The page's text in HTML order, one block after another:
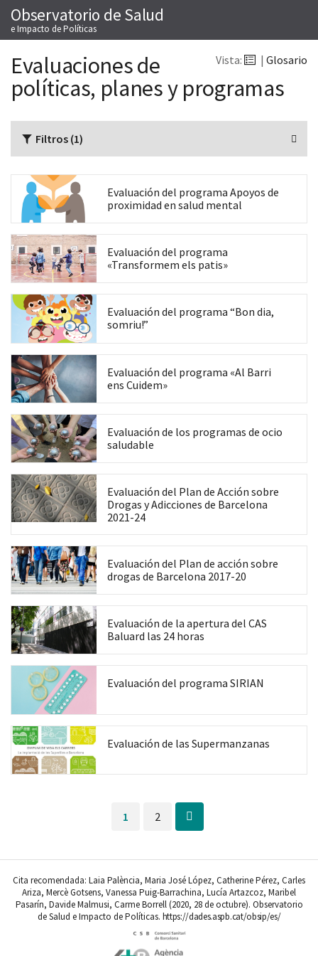
Saltar
al
contenido
Observatorio de Salud
e Impacto de Políticas
Vista: | Glosario
Evaluaciones de
políticas, planes y programas
Filtros (1)
Evaluación del programa Apoyos de
proximidad en salud mental
Evaluación del programa
«Transformem els patis»
Evaluación del programa “Bon dia,
somriu!”
Evaluación del programa «Al Barri
ens Cuidem»
Evaluación de los programas de ocio
saludable
Evaluación del Plan de Acción sobre
Drogas y Adicciones de Barcelona
2021-24
Evaluación del Plan de acción sobre
drogas de Barcelona 2017-20
Evaluación de la apertura del CAS
Baluard las 24 horas
Evaluación del programa SIRIAN
Evaluación de las Supermanzanas
1 2
Cita recomendada: Laia Palència, Maria José López, Catherine Pérez, Carles
Ariza, Mercè Gotsens, Vanessa Puig-Barrachina, Lucía Artazcoz, Maribel
Pasarín, Davide Malmusi, Carme Borrell (2020, 28 de octubre). Observatorio
de Salud e Impacto de Políticas. https://dades.aspb.cat/obsip/es/